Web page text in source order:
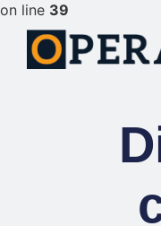
on line 39